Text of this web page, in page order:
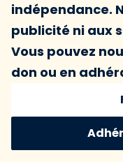
indépendance.
publicité ni aux
Vous pouvez
don ou en